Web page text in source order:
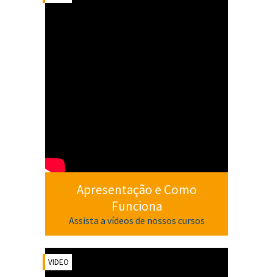
Apresentação e Como
Funciona
Assista a vídeos de nossos cursos
VIDEO